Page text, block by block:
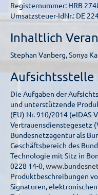
Registernummer: HRB
Umsatzsteuer-IdNr.: DE
Inhaltlich
Stephan Vanberg, Sonya
Aufsichtsstelle
Die Aufgaben der
und unterstützende
(EU) Nr. 910/2014 (eIDAS-
Vertrauensdienstegesetz
Bundesnetzagentur als
Geschäftsbereich des
Technologie mit Sitz in
0228 14-0,
Produktbeschreibungen
Signaturen,